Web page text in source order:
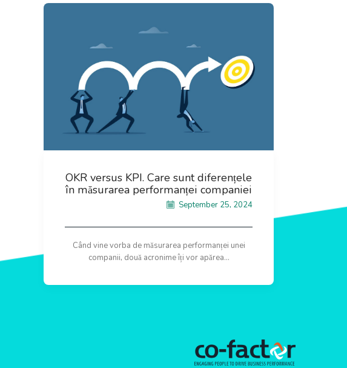
OKR versus KPI. Care sunt diferențele
în măsurarea performanței companiei
September 25, 2024
Când vine vorba de măsurarea performanței unei
companii, două acronime îți vor apărea...